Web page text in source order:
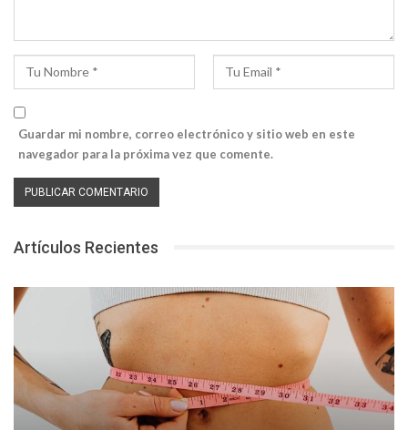
Guardar mi nombre, correo electrónico y sitio web en este
navegador para la próxima vez que comente.
Artículos Recientes